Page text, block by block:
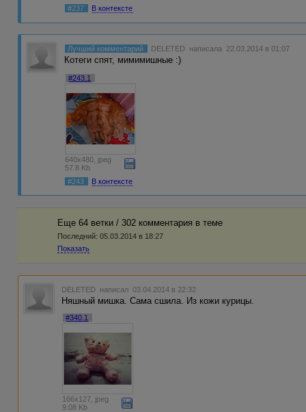
#237
В контексте
Лучший комментарий DELETED написала 22.03.2014 в 01:07
Котеги спят, мимимишные :)
#243.1
640x480, jpeg
57.8 Kb
#243
В контексте
Еще 64 ветки / 302 комментария в темe
Последний: 05.03.2014 в 18:27
Показать
DELETED написал 03.04.2014 в 22:32
Няшный мишка. Сама сшила. Из кожи курицы.
#340.1
166x127, jpeg
9.08 Kb